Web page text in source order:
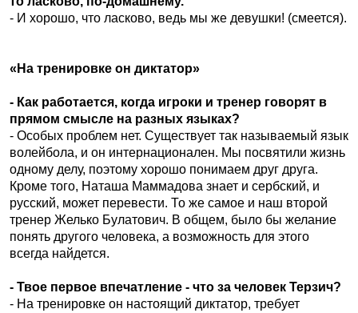
- И хорошо, что ласково, ведь мы же девушки! (смеется).
«На тренировке он диктатор»
- Как работается, когда игроки и тренер говорят в
прямом смысле на разных языках?
- Особых проблем нет. Существует так называемый язык
волейбола, и он интернационален. Мы посвятили жизнь
одному делу, поэтому хорошо понимаем друг друга.
Кроме того, Наташа Маммадова знает и сербский, и
русский, может перевести. То же самое и наш второй
тренер Желько Булатович. В общем, было бы желание
понять другого человека, а возможность для этого
всегда найдется.
- Твое первое впечатление - что за человек Терзич?
- На тренировке он настоящий диктатор, требует